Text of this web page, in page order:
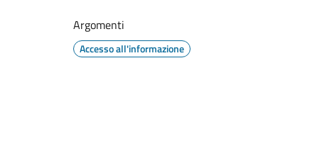
Argomenti
Accesso all'informazione